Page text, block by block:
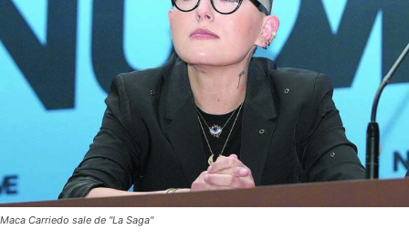
Maca Carriedo sale de "La Saga"